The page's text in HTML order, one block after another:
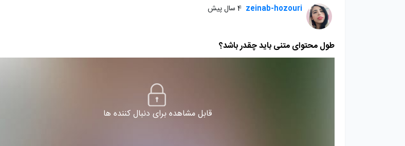
zeinab-hozouri 4 سال پیش
طول محتوای متنی باید چقدر باشد؟
قابل مشاهده برای دنبال کننده ها